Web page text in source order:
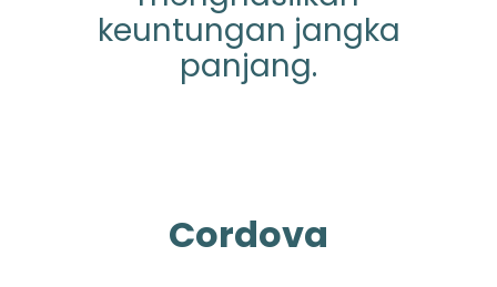
keuntungan jangka
panjang.
Cordova